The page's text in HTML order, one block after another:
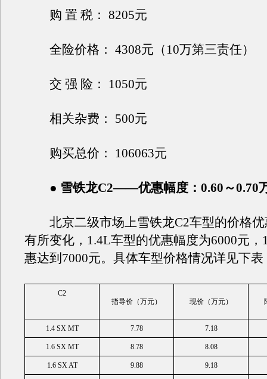
购 置 税： 8205元
全险价格： 4308元（10万第三责任）
交 强 险： 1050元
相关杂费： 500元
购买总价： 106063元
● 雪铁龙C2——优惠幅度：0.60～0.70
北京二级市场上雪铁龙C2车型的价格优
有所变化，1.4L车型的优惠幅度为6000元，
惠达到7000元。具体车型价格情况详见下表
C2
指导价（万元）
现价（万元）
1.4 SX MT 7.78 7.18
1.6 SX MT 8.78 8.08
1.6 SX AT 9.88 9.18